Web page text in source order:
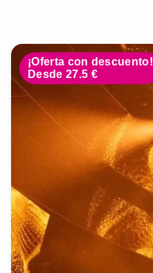
¡Oferta con descuento!
Desde 27.5 €